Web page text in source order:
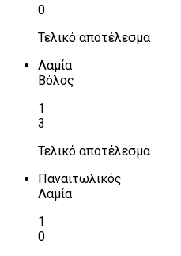
0
Τελικό αποτέλεσμα
Λαμία
Βόλος
1
3
Τελικό αποτέλεσμα
Παναιτωλικός
Λαμία
1
0